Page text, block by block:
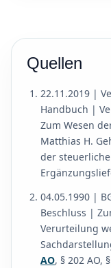
Quellen
22.11.2019 |
Handbuch |
Zum Wesen
Matthias H.
der
04.05.1990 |
Beschluss |
Verurteilung
AO, § 202 AO,